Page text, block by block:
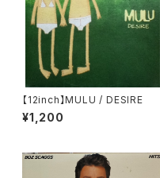
【12inch】MULU / DESIRE
¥1,200